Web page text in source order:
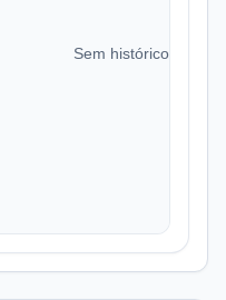
Sem histórico de